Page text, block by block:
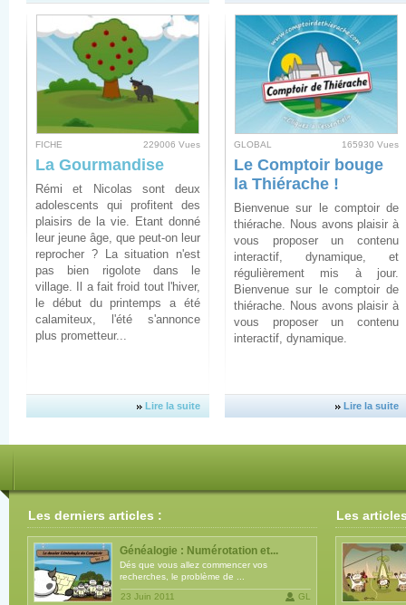
FICHE 229006 Vues
La Gourmandise
Rémi et Nicolas sont deux
adolescents qui profitent des
plaisirs de la vie. Etant donné
leur jeune âge, que peut-on leur
reprocher ? La situation n'est
pas bien rigolote dans le
village. Il a fait froid tout l'hiver,
le début du printemps a été
calamiteux, l'été s'annonce
plus prometteur...
Lire la suite
GLOBAL 165930 Vues
Le Comptoir bouge
la Thiérache !
Bienvenue sur le comptoir de
thiérache. Nous avons plaisir à
vous proposer un contenu
interactif, dynamique, et
régulièrement mis à jour.
Bienvenue sur le comptoir de
thiérache. Nous avons plaisir à
vous proposer un contenu
interactif, dynamique.
Lire la suite
Les derniers articles :
Généalogie : Numérotation et...
Dés que vous allez commencer vos
recherches, le problème de ...
23 Juin 2011
GL
Les